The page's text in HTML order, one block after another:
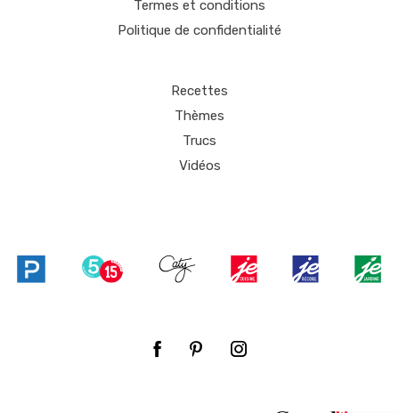
Termes et conditions
Politique de confidentialité
Recettes
Thèmes
Trucs
Vidéos